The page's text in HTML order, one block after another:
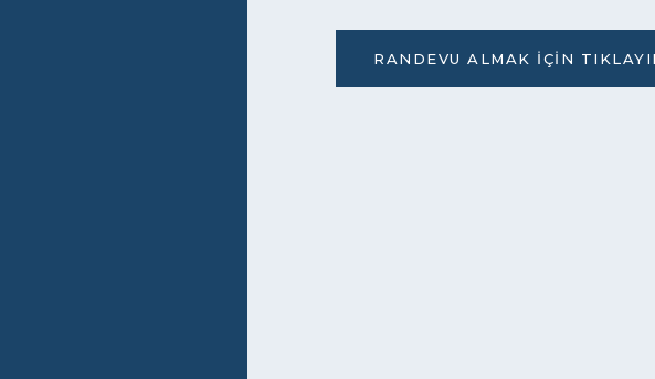
RANDEVU ALMAK İÇIN